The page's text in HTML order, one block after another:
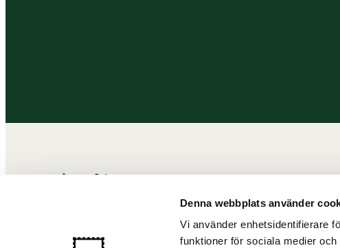
Denna webbplats använder
Vi använder enhetsidentifierare
funktioner för sociala medier
At gøre
Destinationer